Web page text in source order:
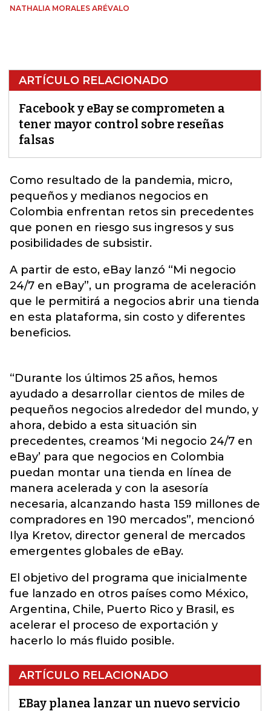
NATHALIA MORALES ARÉVALO
ARTÍCULO RELACIONADO
Facebook y eBay se comprometen a
tener mayor control sobre reseñas
falsas
Como resultado de la pandemia, micro,
pequeños y medianos negocios en
Colombia enfrentan retos sin precedentes
que ponen en riesgo sus ingresos y sus
posibilidades de subsistir.
A partir de esto, eBay lanzó “Mi negocio
24/7 en eBay”, un programa de aceleración
que le permitirá a negocios abrir una tienda
en esta plataforma, sin costo y diferentes
beneficios.
“Durante los últimos 25 años, hemos
ayudado a desarrollar cientos de miles de
pequeños negocios alrededor del mundo, y
ahora, debido a esta situación sin
precedentes, creamos ‘Mi negocio 24/7 en
eBay’ para que negocios en Colombia
puedan montar una tienda en línea de
manera acelerada y con la asesoría
necesaria, alcanzando hasta 159 millones de
compradores en 190 mercados”, mencionó
Ilya Kretov, director general de mercados
emergentes globales de eBay.
El objetivo del programa que inicialmente
fue lanzado en otros países como México,
Argentina, Chile, Puerto Rico y Brasil, es
acelerar el proceso de exportación y
hacerlo lo más fluido posible.
ARTÍCULO RELACIONADO
EBay planea lanzar un nuevo servicio